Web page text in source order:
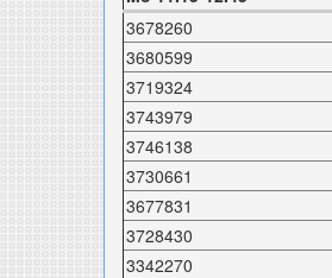
3678260
3680599
3719324
3743979
3746138
3730661
3677831
3728430
3342270